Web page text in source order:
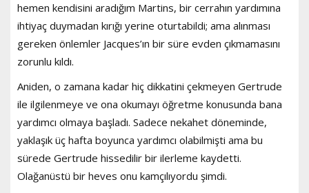
hemen kendisini aradığım Martins, bir cerrahın yardımına
ihtiyaç duymadan kırığı yerine oturtabildi; ama alınması
gereken önlemler Jacques’ın bir süre evden çıkmamasını
zorunlu kıldı.
Aniden, o zamana kadar hiç dikkatini çekmeyen Gertrude
ile ilgilenmeye ve ona okumayı öğretme konusunda bana
yardımcı olmaya başladı. Sadece nekahet döneminde,
yaklaşık üç hafta boyunca yardımcı olabilmişti ama bu
sürede Gertrude hissedilir bir ilerleme kaydetti.
Olağanüstü bir heves onu kamçılıyordu şimdi.